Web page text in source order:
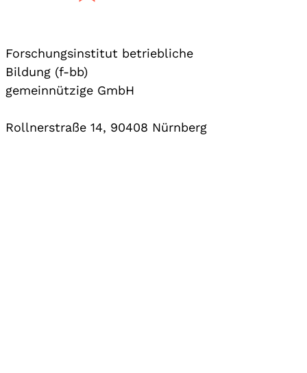
Forschungsinstitut betriebliche
Bildung (f-bb)
gemeinnützige GmbH
Rollnerstraße 14, 90408 Nürnberg